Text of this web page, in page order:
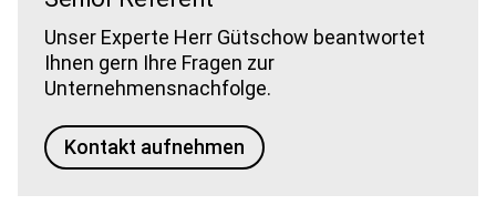
Unser Experte Herr Gütschow beantwortet
Ihnen gern Ihre Fragen zur
Unternehmensnachfolge.
Kontakt aufnehmen